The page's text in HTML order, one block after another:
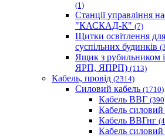
(1)
Станції управління
"КАСКАД-К" (7)
Щитки освітлення
суспільних будинків
Ящик з рубильником
ЯРП, ЯПРП) (113)
Кабель, провід (2314)
Силовий кабель (1710)
Кабель ВВГ
Кабель
Кабель ВВГнг
Кабель